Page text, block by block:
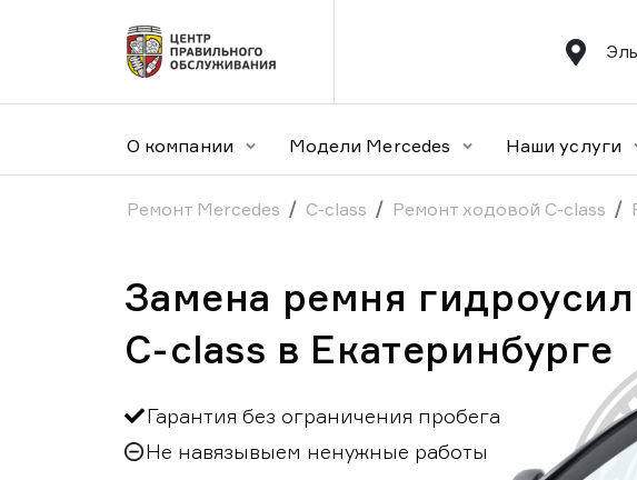
О компании Модели Mercedes Наши услуги
Ремонт Mercedes C-class Ремонт ходовой C-class
Замена ремня
C-class в Екатеринбурге
Гарантия без ограничения пробега
Не навязывыем ненужные работы